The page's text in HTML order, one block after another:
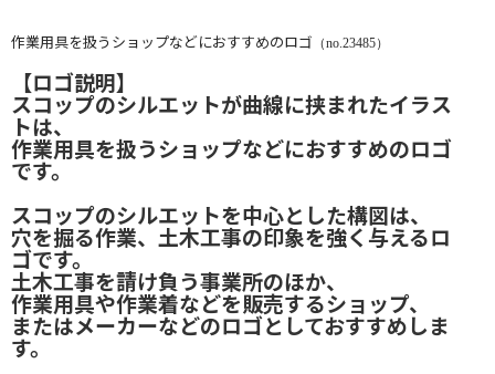
作業用具を扱うショップなどにおすすめのロゴ （no.23485）
【ロゴ説明】
スコップのシルエットが曲線に挟まれたイラス
トは、
作業用具を扱うショップなどにおすすめのロゴ
です。
スコップのシルエットを中心とした構図は、
穴を掘る作業、土木工事の印象を強く与えるロ
ゴです。
土木工事を請け負う事業所のほか、
作業用具や作業着などを販売するショップ、
またはメーカーなどのロゴとしておすすめしま
す。